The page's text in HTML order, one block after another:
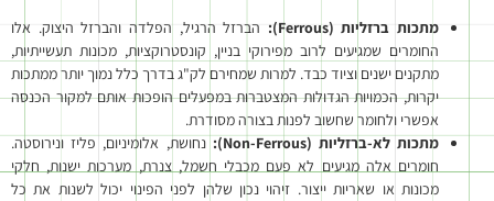
מתכות ברזליות (Ferrous):
הברזל הרגיל, הפלדה והברזל היצוק. אלו
החומרים שמגיעים לרוב מפירוקי בניין, קונסטרוקציות, מכונות תעשייתיות,
מתקנים ישנים וציוד כבד. למרות שמחירם לק"ג בדרך כלל נמוך יותר ממתכות
יקרות, הכמויות הגדולות המצטברות במפעלים הופכות אותם למקור הכנסה
אפשרי ולחומר שחשוב לפנות בצורה מסודרת.
מתכות לא-ברזליות (Non-Ferrous): נחושת, אלומיניום, פליז ונירוסטה.
חומרים אלה מגיעים לא פעם מכבלי חשמל, צנרת, מערכות ישנות, חלקי
מכונות או שאריות ייצור. זיהוי נכון שלהן לפני הפינוי יכול לשנות את כל